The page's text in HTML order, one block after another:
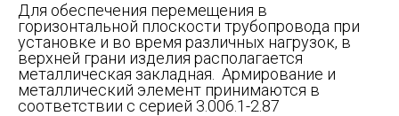
Для обеспечения перемещения в
горизонтальной плоскости трубопровода при
установке и во время различных нагрузок, в
верхней грани изделия располагается
металлическая закладная. Армирование и
металлический элемент принимаются в
соответствии с серией 3.006.1-2.87